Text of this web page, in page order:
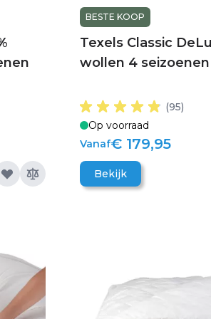
BESTE KOOP
Texels Classic
wollen 4
(95)
Op voorraad
Vanaf€ 179,95
Bekijk